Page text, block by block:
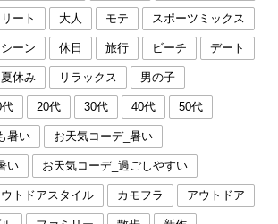
ート 大人 モテ スポーツミックス
ーン 休日 旅行 ビーチ デート
夏休み リラックス 男の子
代 20代 30代 40代 50代
暑い お天気コーデ_暑い
い お天気コーデ_過ごしやすい
トドアスタイル カモフラ アウトドア